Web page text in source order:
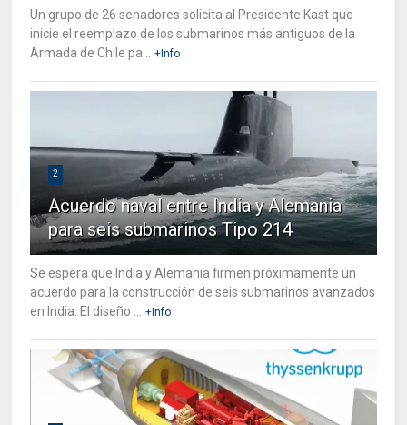
Un grupo de 26 senadores solicita al Presidente Kast que
inicie el reemplazo de los submarinos más antiguos de la
Armada de Chile pa...
+Info
2
Acuerdo naval entre India y Alemania
para seis submarinos Tipo 214
Se espera que India y Alemania firmen próximamente un
acuerdo para la construcción de seis submarinos avanzados
en India. El diseño ...
+Info